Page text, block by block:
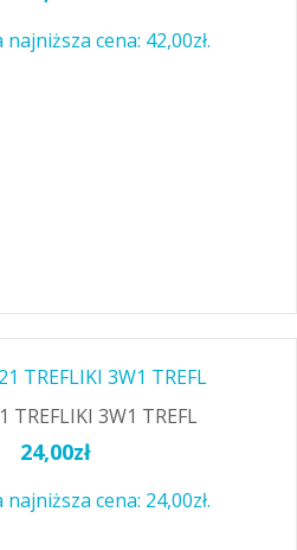
cena: 42,00zł.
TREFLIKI 3W1 TREFL
24,00zł
cena: 24,00zł.